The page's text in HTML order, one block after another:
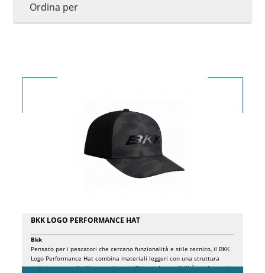
Ordina per
BKK LOGO PERFORMANCE HAT
Bkk
Pensato per i pescatori che cercano funzionalità e stile tecnico, il BKK
Logo Performance Hat combina materiali leggeri con una struttura
ottimizzata per l’utilizzo outdoor e offshore. La vestibilità confortevole